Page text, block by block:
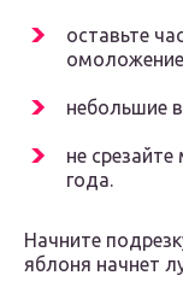
оставьте
омоложение
небольшие
не
года.
Начните
яблоня начнет